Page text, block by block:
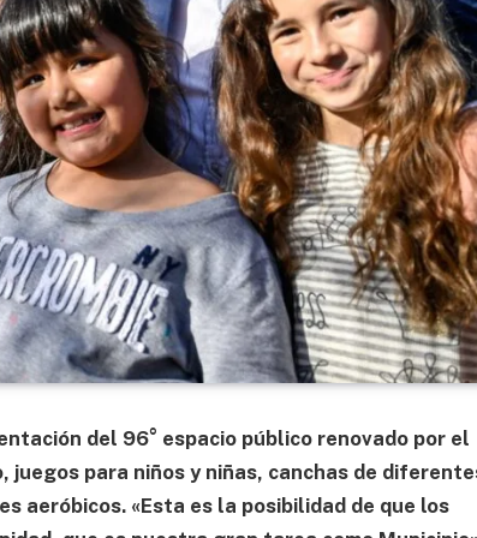
del 96° espacio público renovado por el
para niños y niñas, canchas de
aeróbicos. «Esta es la posibilidad de que los